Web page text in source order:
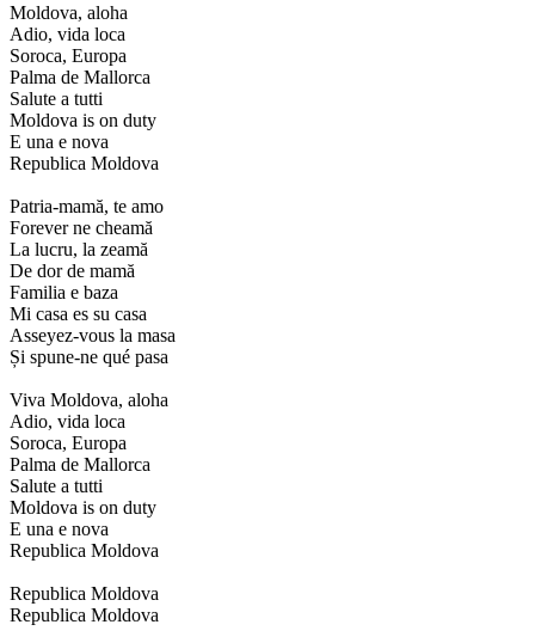
Moldova, aloha
Adio, vida loca
Soroca, Europa
Palma de Mallorca
Salute a tutti
Moldova is on duty
E una e nova
Republica Moldova
Patria-mamă, te amo
Forever ne cheamă
La lucru, la zeamă
De dor de mamă
Familia e baza
Mi casa es su casa
Asseyez-vous la masa
Și spune-ne qué pasa
Viva Moldova, aloha
Adio, vida loca
Soroca, Europa
Palma de Mallorca
Salute a tutti
Moldova is on duty
E una e nova
Republica Moldova
Republica Moldova
Republica Moldova